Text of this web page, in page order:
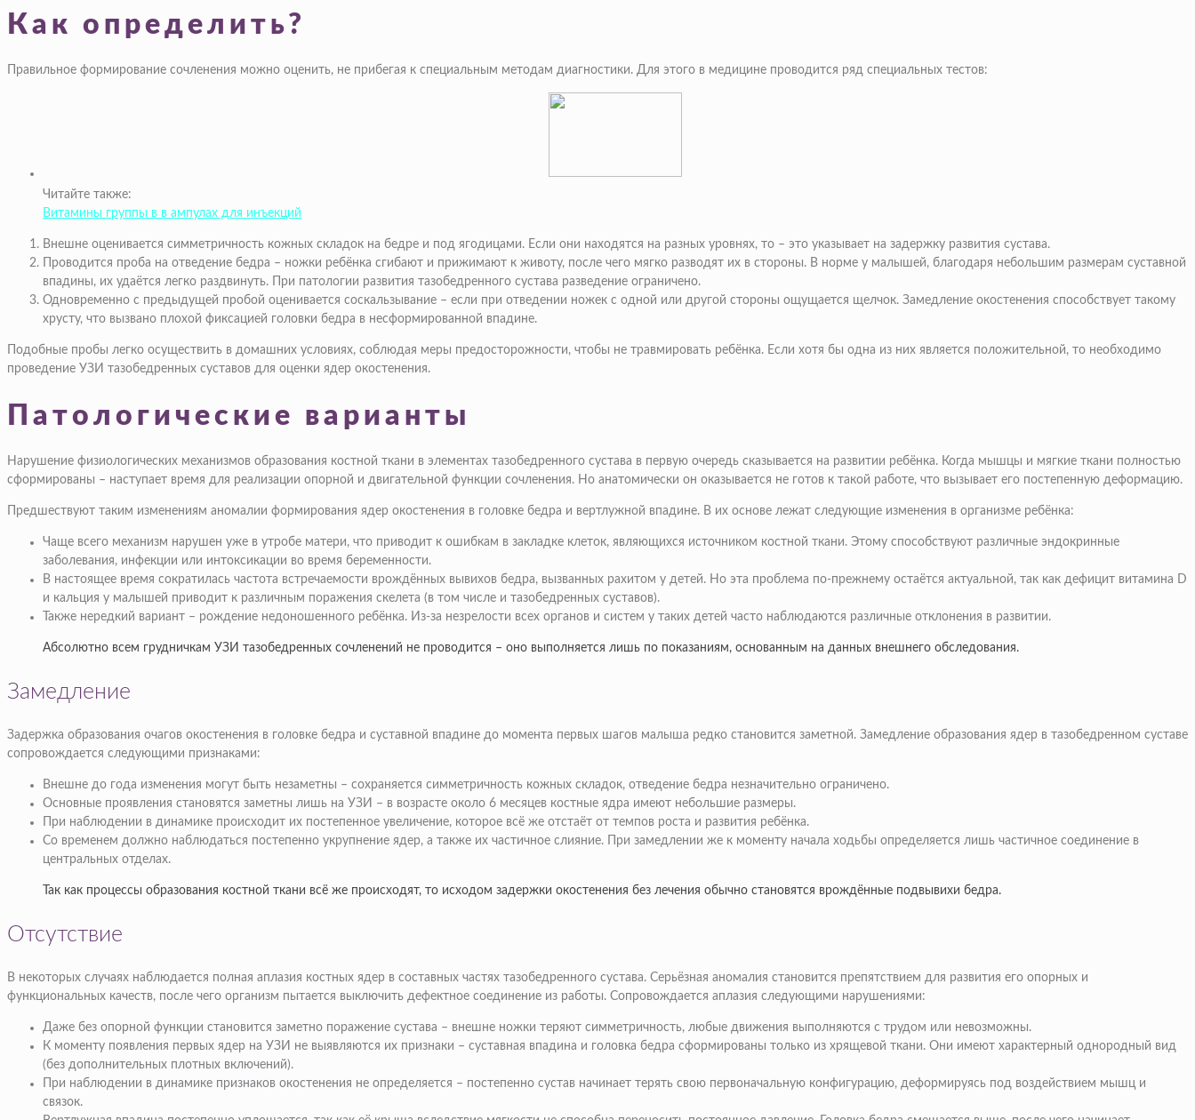
Как определить?
Правильное формирование сочленения можно оценить, не прибегая к специальным методам диагностики. Для этого в медицине проводится ряд специальных тестов:
Читайте также:
Витамины группы в в ампулах для инъекций
Внешне оценивается симметричность кожных складок на бедре и под ягодицами. Если они находятся на разных уровнях, то – это указывает на задержку развития сустава.
Проводится проба на отведение бедра – ножки ребёнка сгибают и прижимают к животу, после чего мягко разводят их в стороны. В норме у малышей, благодаря небольшим размерам суставной
впадины, их удаётся легко раздвинуть. При патологии развития тазобедренного сустава разведение ограничено.
Одновременно с предыдущей пробой оценивается соскальзывание – если при отведении ножек с одной или другой стороны ощущается щелчок. Замедление окостенения способствует такому
хрусту, что вызвано плохой фиксацией головки бедра в несформированной впадине.
Подобные пробы легко осуществить в домашних условиях, соблюдая меры предосторожности, чтобы не травмировать ребёнка. Если хотя бы одна из них является положительной, то необходимо
проведение УЗИ тазобедренных суставов для оценки ядер окостенения.
Патологические варианты
Нарушение физиологических механизмов образования костной ткани в элементах тазобедренного сустава в первую очередь сказывается на развитии ребёнка. Когда мышцы и мягкие ткани полностью
сформированы – наступает время для реализации опорной и двигательной функции сочленения. Но анатомически он оказывается не готов к такой работе, что вызывает его постепенную деформацию.
Предшествуют таким изменениям аномалии формирования ядер окостенения в головке бедра и вертлужной впадине. В их основе лежат следующие изменения в организме ребёнка:
Чаще всего механизм нарушен уже в утробе матери, что приводит к ошибкам в закладке клеток, являющихся источником костной ткани. Этому способствуют различные эндокринные
заболевания, инфекции или интоксикации во время беременности.
В настоящее время сократилась частота встречаемости врождённых вывихов бедра, вызванных рахитом у детей. Но эта проблема по-прежнему остаётся актуальной, так как дефицит витамина D
и кальция у малышей приводит к различным поражения скелета (в том числе и тазобедренных суставов).
Также нередкий вариант – рождение недоношенного ребёнка. Из-за незрелости всех органов и систем у таких детей часто наблюдаются различные отклонения в развитии.
Абсолютно всем грудничкам УЗИ тазобедренных сочленений не проводится – оно выполняется лишь по показаниям, основанным на данных внешнего обследования.
Замедление
Задержка образования очагов окостенения в головке бедра и суставной впадине до момента первых шагов малыша редко становится заметной. Замедление образования ядер в тазобедренном суставе
сопровождается следующими признаками:
Внешне до года изменения могут быть незаметны – сохраняется симметричность кожных складок, отведение бедра незначительно ограничено.
Основные проявления становятся заметны лишь на УЗИ – в возрасте около 6 месяцев костные ядра имеют небольшие размеры.
При наблюдении в динамике происходит их постепенное увеличение, которое всё же отстаёт от темпов роста и развития ребёнка.
Со временем должно наблюдаться постепенно укрупнение ядер, а также их частичное слияние. При замедлении же к моменту начала ходьбы определяется лишь частичное соединение в
центральных отделах.
Так как процессы образования костной ткани всё же происходят, то исходом задержки окостенения без лечения обычно становятся врождённые подвывихи бедра.
Отсутствие
В некоторых случаях наблюдается полная аплазия костных ядер в составных частях тазобедренного сустава. Серьёзная аномалия становится препятствием для развития его опорных и
функциональных качеств, после чего организм пытается выключить дефектное соединение из работы. Сопровождается аплазия следующими нарушениями:
Даже без опорной функции становится заметно поражение сустава – внешне ножки теряют симметричность, любые движения выполняются с трудом или невозможны.
К моменту появления первых ядер на УЗИ не выявляются их признаки – суставная впадина и головка бедра сформированы только из хрящевой ткани. Они имеют характерный однородный вид
(без дополнительных плотных включений).
При наблюдении в динамике признаков окостенения не определяется – постепенно сустав начинает терять свою первоначальную конфигурацию, деформируясь под воздействием мышц и
связок.